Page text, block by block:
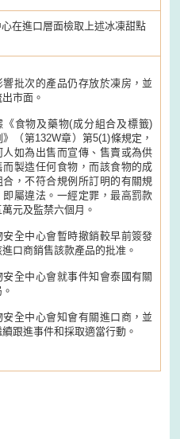
在進口層面檢取上述冰凍甜點
響批次的產品仍存放於凍房，並
市面。
《食物及藥物(成分組合及標籤)
》（第132W章）第5(1)條規定，
人如為出售而宣傳、售賣或為供
而製造任何食物，而該食物的成
合，不符合規例所訂明的有關規
即屬違法。一經定罪，最高罰款
萬元及監禁六個月。
安全中心會暫時撤銷較早前簽發
進口商銷售該款產品的批准。
安全中心會就事件知會泰國有關
安全中心會知會有關進口商，並
續跟進事件和採取適當行動。